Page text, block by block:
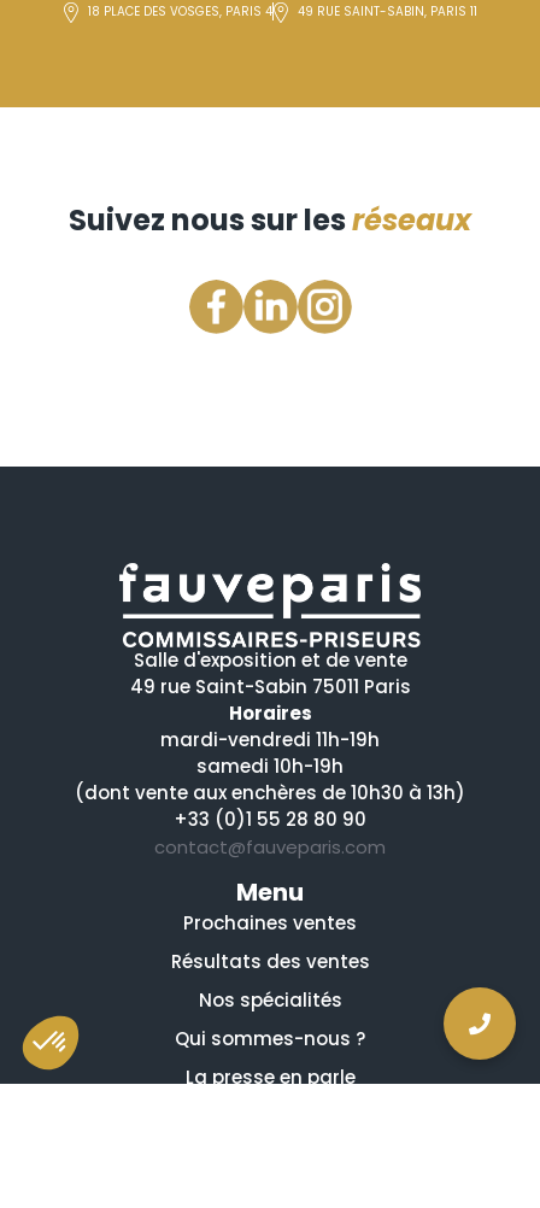
18 PLACE DES VOSGES, PARIS 4 49 RUE SAINT-SABIN, PARIS 11
Suivez nous sur lesréseaux
Salle d'exposition et de vente
49 rue Saint-Sabin 75011 Paris
Horaires
mardi-vendredi 11h-19h
samedi 10h-19h
(dont vente aux enchères de 10h30 à 13h)
+33 (0)1 55 28 80 90
contact@fauveparis.com
Menu
Prochaines ventes
Résultats des ventes
Nos spécialités
Qui sommes-nous ?
La presse en parle